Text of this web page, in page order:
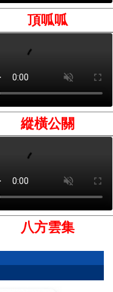
頂呱呱
縱橫公關
八方雲集